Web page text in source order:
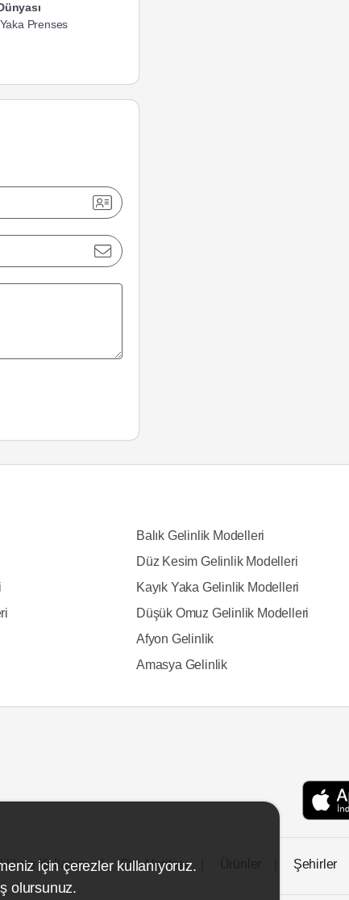
Prenses
Balık Gelinlik Modelleri
Düz Kesim Gelinlik Modelleri
Kayık Yaka Gelinlik Modelleri
Düşük Omuz Gelinlik Modelleri
Afyon Gelinlik
Amasya Gelinlik
ve Kullanım Site Haritası Şehirler
için çerezler kullanıyoruz.
olursunuz.